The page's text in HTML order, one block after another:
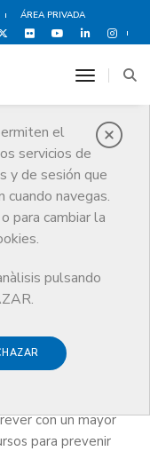
ÁREA PRIVADA
el
servicios de
y de sesión que
cuando navegas.
para cambiar la
pulsando
toggle
con un mayor
para prevenir